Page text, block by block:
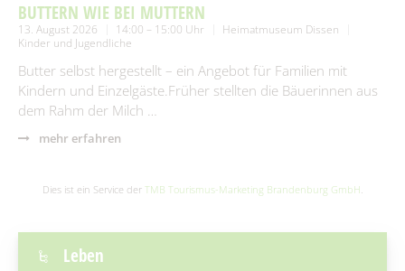
BUTTERN WIE BEI MUTTERN
13. August 2026 14:00 – 15:00 Uhr
Heimatmuseum Dissen
Kinder und Jugendliche
Butter selbst hergestellt – ein Angebot für Familien mit
Kindern und Einzelgäste.Früher stellten die Bäuerinnen aus
dem Rahm der Milch …
mehr erfahren
Dies ist ein Service der TMB Tourismus-Marketing Brandenburg GmbH.
Leben